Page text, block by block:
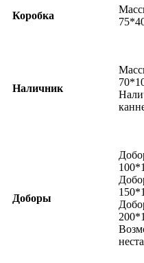
Коробка
Наличник
Доборы